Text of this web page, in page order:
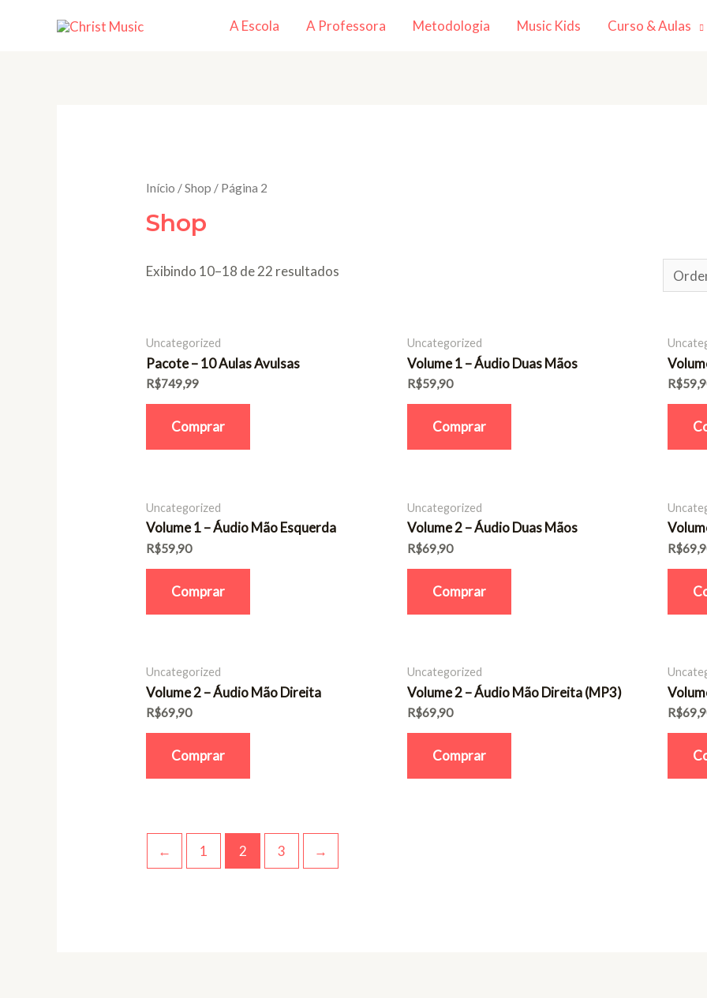
A Escola A Professora Metodologia Music Kids Curso & Aulas
Início /Shop / Página 2
Shop
Exibindo 10–18 de 22 resultados
Uncategorized
Pacote – 10 Aulas Avulsas
R$749,99
Comprar
Uncategorized
Volume 1 – Áudio Duas Mãos
R$59,90
Comprar
R$
Uncategorized
Volume 1 – Áudio Mão Esquerda
R$59,90
Comprar
Uncategorized
Volume 2 – Áudio Duas Mãos
R$69,90
Comprar
R$
Uncategorized
Volume 2 – Áudio Mão Direita
R$69,90
Comprar
Uncategorized
Volume 2 – Áudio Mão Direita (MP3)
R$69,90
Comprar
R$
← 1 2 3 →